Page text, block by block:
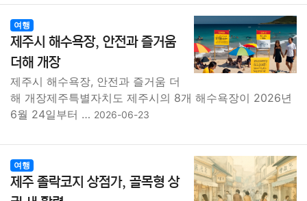
여행
제주시 해수욕장, 안전과 즐거움
더해 개장
제주시 해수욕장, 안전과 즐거움 더
해 개장제주특별자치도 제주시의 8개 해수욕장이 2026년
6월 24일부터 … 2026-06-23
여행
제주 졸락코지 상점가, 골목형 상